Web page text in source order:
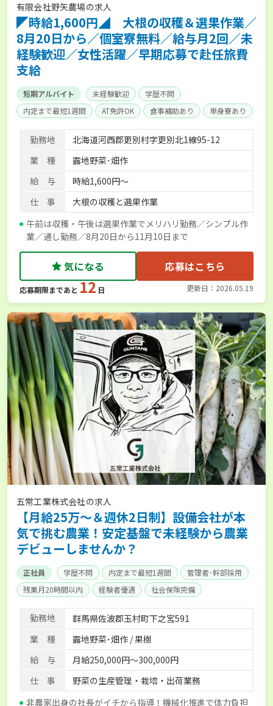
有限会社野矢農場の求人
◤時給1,600円◢ 大根の収穫＆選果作業／
8月20日から／個室寮無料／給与月2回／未
経験歓迎／女性活躍／早期応募で赴任旅費
支給
短期アルバイト 未経験歓迎
学歴不問
内定まで最短1週間
AT免許OK 食事補助あり 単身寮あり
勤務地
北海道河西郡更別村字更別北1線95-12
業 種
露地野菜･畑作
給 与
時給1,600円～
仕 事
大根の収穫と選果作業
午前は収穫・午後は選果作業でメリハリ勤務／シンプル作
業／通し勤務／8月20日から11月10日まで
気になる 応募はこちら
応募期限まであと 12 日 更新日：2026.05.19
五常工業株式会社の求人
【月給25万〜＆週休2日制】設備会社が本
気で挑む農業！安定基盤で未経験から農業
デビューしませんか？
正社員 学歴不問 内定まで最短1週間
管理者･幹部採用
残業月20時間以内
経験者優遇 社会保険完備
勤務地
群馬県佐波郡玉村町下之宮591
業 種
露地野菜･畑作 / 果樹
給 与
月給250,000円～300,000円
仕 事
野菜の生産管理・栽培・出荷業務
非農家出身の社長がイチから指導！機械化推進で体力負担